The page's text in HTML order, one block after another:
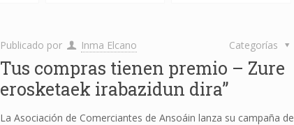
Publicado por Inma Elcano Categorías
Tus compras tienen premio – Zure
erosketaek irabazidun dira”
La Asociación de Comerciantes de Ansoáin lanza su campaña de